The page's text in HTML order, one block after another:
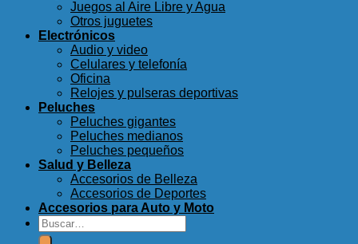
Juegos al Aire Libre y Agua
Otros juguetes
Electrónicos
Audio y video
Celulares y telefonía
Oficina
Relojes y pulseras deportivas
Peluches
Peluches gigantes
Peluches medianos
Peluches pequeños
Salud y Belleza
Accesorios de Belleza
Accesorios de Deportes
Accesorios para Auto y Moto
Buscar
por: